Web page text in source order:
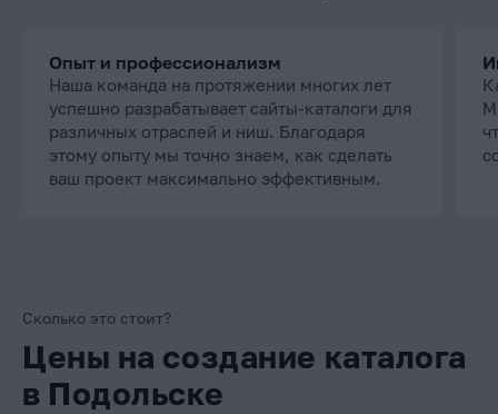
Опыт и профессионализм
Наша команда на протяжении многих лет
успешно разрабатывает сайты-каталоги для
различных отраслей и ниш. Благодаря
этому опыту мы точно знаем, как сделать
ваш проект максимально эффективным.
Сколько это стоит?
Цены на создание каталога
в Подольске